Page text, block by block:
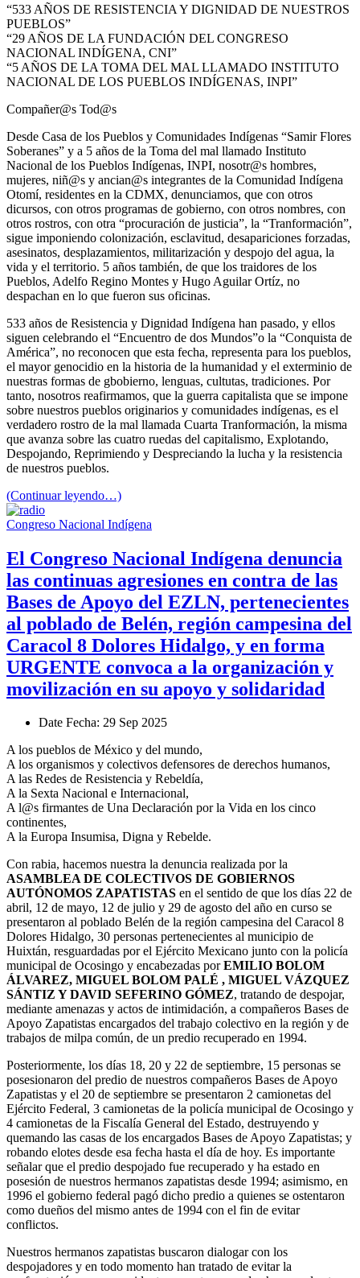
“533 AÑOS DE RESISTENCIA Y DIGNIDAD DE NUESTROS
PUEBLOS”
“29 AÑOS DE LA FUNDACIÓN DEL CONGRESO
NACIONAL INDÍGENA, CNI”
“5 AÑOS DE LA TOMA DEL MAL LLAMADO INSTITUTO
NACIONAL DE LOS PUEBLOS INDÍGENAS, INPI”
Compañer@s Tod@s
Desde Casa de los Pueblos y Comunidades Indígenas “Samir Flores
Soberanes” y a 5 años de la Toma del mal llamado Instituto
Nacional de los Pueblos Indígenas, INPI, nosotr@s hombres,
mujeres, niñ@s y ancian@s integrantes de la Comunidad Indígena
Otomí, residentes en la CDMX, denunciamos, que con otros
dicursos, con otros programas de gobierno, con otros nombres, con
otros rostros, con otra “procuración de justicia”, la “Tranformación”,
sigue imponiendo colonización, esclavitud, desapariciones forzadas,
asesinatos, desplazamientos, militarización y despojo del agua, la
vida y el territorio. 5 años también, de que los traidores de los
Pueblos, Adelfo Regino Montes y Hugo Aguilar Ortíz, no
despachan en lo que fueron sus oficinas.
533 años de Resistencia y Dignidad Indígena han pasado, y ellos
siguen celebrando el “Encuentro de dos Mundos”o la “Conquista de
América”, no reconocen que esta fecha, representa para los pueblos,
el mayor genocidio en la historia de la humanidad y el exterminio de
nuestras formas de gbobierno, lenguas, cultutas, tradiciones. Por
tanto, nosotros reafirmamos, que la guerra capitalista que se impone
sobre nuestros pueblos originarios y comunidades indígenas, es el
verdadero rostro de la mal llamada Cuarta Tranformación, la misma
que avanza sobre las cuatro ruedas del capitalismo, Explotando,
Despojando, Reprimiendo y Despreciando la lucha y la resistencia
de nuestros pueblos.
(Continuar leyendo…)
Congreso Nacional Indígena
El Congreso Nacional Indígena denuncia
las continuas agresiones en contra de las
Bases de Apoyo del EZLN, pertenecientes
al poblado de Belén, región campesina del
Caracol 8 Dolores Hidalgo, y en forma
URGENTE convoca a la organización y
movilización en su apoyo y solidaridad
Date Fecha: 29 Sep 2025
A los pueblos de México y del mundo,
A los organismos y colectivos defensores de derechos humanos,
A las Redes de Resistencia y Rebeldía,
A la Sexta Nacional e Internacional,
A l@s firmantes de Una Declaración por la Vida en los cinco
continentes,
A la Europa Insumisa, Digna y Rebelde.
Con rabia, hacemos nuestra la denuncia realizada por la
ASAMBLEA DE COLECTIVOS DE GOBIERNOS
AUTÓNOMOS ZAPATISTAS en el sentido de que los días 22 de
abril, 12 de mayo, 12 de julio y 29 de agosto del año en curso se
presentaron al poblado Belén de la región campesina del Caracol 8
Dolores Hidalgo, 30 personas pertenecientes al municipio de
Huixtán, resguardadas por el Ejército Mexicano junto con la policía
municipal de Ocosingo y encabezadas porEMILIO BOLOM
ÁLVAREZ, MIGUEL BOLOM PALÉ , MIGUEL VÁZQUEZ
SÁNTIZ Y DAVID SEFERINO GÓMEZ, tratando de despojar,
mediante amenazas y actos de intimidación, a compañeros Bases de
Apoyo Zapatistas encargados del trabajo colectivo en la región y de
trabajos de milpa común, de un predio recuperado en 1994.
Posteriormente, los días 18, 20 y 22 de septiembre, 15 personas se
posesionaron del predio de nuestros compañeros Bases de Apoyo
Zapatistas y el 20 de septiembre se presentaron 2 camionetas del
Ejército Federal, 3 camionetas de la policía municipal de Ocosingo y
4 camionetas de la Fiscalía General del Estado, destruyendo y
quemando las casas de los encargados Bases de Apoyo Zapatistas; y
robando elotes desde esa fecha hasta el día de hoy. Es importante
señalar que el predio despojado fue recuperado y ha estado en
posesión de nuestros hermanos zapatistas desde 1994; asimismo, en
1996 el gobierno federal pagó dicho predio a quienes se ostentaron
como dueños del mismo antes de 1994 con el fin de evitar
conflictos.
Nuestros hermanos zapatistas buscaron dialogar con los
despojadores y en todo momento han tratado de evitar la